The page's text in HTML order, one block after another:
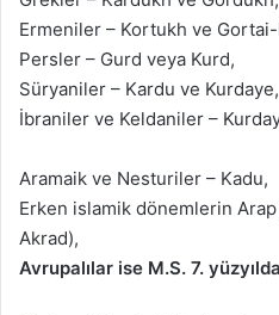
Ermeniler – Kortukh ve
Persler – Gurd veya Kurd,
Süryaniler – Kardu ve Kurdaye,
İbraniler ve Keldaniler –
Aramaik ve Nesturiler – Kadu,
Erken islamik dönemlerin
Akrad),
Avrupalılar ise M.S. 7.